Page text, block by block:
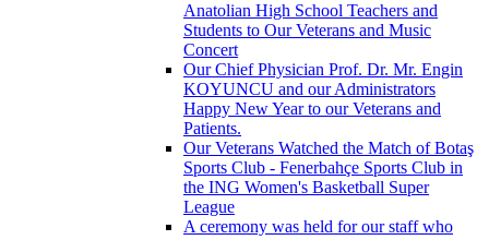
Anatolian High School Teachers and
Students to Our Veterans and Music
Concert
Our Chief Physician Prof. Dr. Mr. Engin
KOYUNCU and our Administrators
Happy New Year to our Veterans and
Patients.
Our Veterans Watched the Match of Botaş
Sports Club - Fenerbahçe Sports Club in
the ING Women's Basketball Super
League
A ceremony was held for our staff who